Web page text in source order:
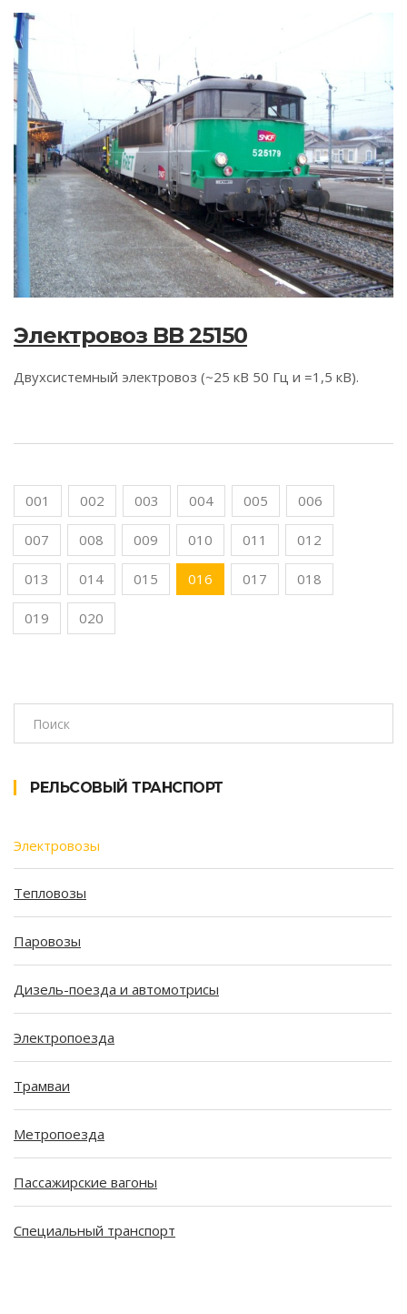
Электровоз BB 25150
Двухсистемный электровоз (~25 кВ 50 Гц и =1,5 кВ).
001 002 003 004 005 006
007 008 009 010 011 012
013 014 015 016 017 018
019 020
РЕЛЬСОВЫЙ ТРАНСПОРТ
Электровозы
Тепловозы
Паровозы
Дизель-поезда и автомотрисы
Электропоезда
Трамваи
Метропоезда
Пассажирские вагоны
Специальный транспорт